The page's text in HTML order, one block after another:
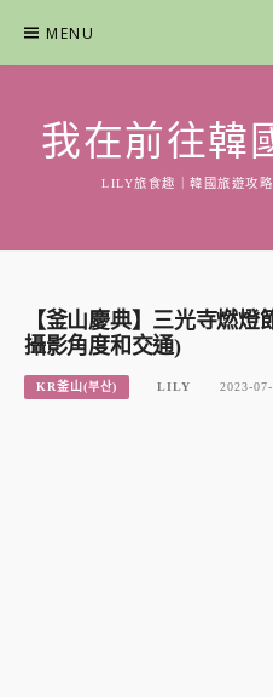
content
MENU
我在前往韓
LILY旅食趣｜韓國旅遊攻
【釜山慶典】三光寺燃
攝影角度和交通)
KR釜山(부산) LILY 2023-